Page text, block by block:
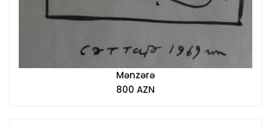
Mənzərə
800 AZN